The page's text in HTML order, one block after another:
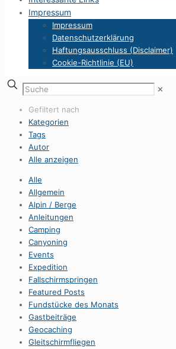
Impressum
Impressum
Datenschutzerklärung
Haftungsausschluss (Disclaimer)
Cookie-Richtlinie (EU)
✕
Gefiltert nach
Kategorien
Tags
Autor
Alle anzeigen
Alle
Allgemein
Alpin / Berge
Anleitungen
Camping
Canyoning
Events
Expedition
Fallschirmspringen
Featured Posts
Fundstücke des Monats
Gastbeiträge
Geocaching
Gleitschirmfliegen